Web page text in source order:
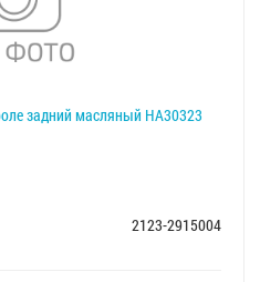
задний масляный HA30323
2123-2915004